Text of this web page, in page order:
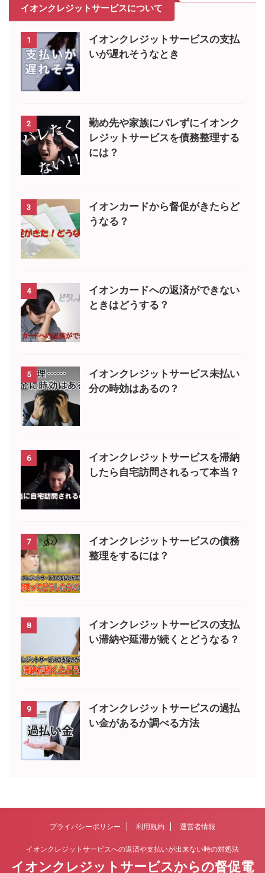
イオンクレジットサービスについて
1
イオンクレジットサービスの支払
いが遅れそうなとき
2
勤め先や家族にバレずにイオンク
レジットサービスを債務整理する
には？
3
イオンカードから督促がきたらど
うなる？
4
イオンカードへの返済ができない
ときはどうする？
5
イオンクレジットサービス未払い
分の時効はあるの？
6
イオンクレジットサービスを滞納
したら自宅訪問されるって本当？
7
イオンクレジットサービスの債務
整理をするには？
8
イオンクレジットサービスの支払
い滞納や延滞が続くとどうなる？
9
イオンクレジットサービスの過払
い金があるか調べる方法
プライバシーポリシー 利用規約 運営者情報
イオンクレジットサービスへの返済や支払いが出来ない時の対処法
イオンクレジットサービスからの督促電